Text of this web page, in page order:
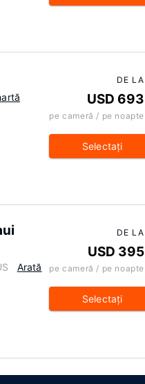
DE LA
USD 693
pe cameră / pe noapte
Selectaţi
Arată
DE LA
USD 395
pe cameră / pe noapte
Selectaţi